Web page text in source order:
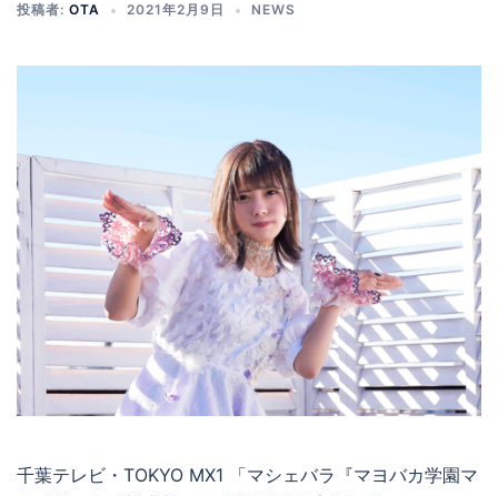
投稿者: OTA 2021年2月9日 NEWS
千葉テレビ・TOKYO MX1 「マシェバラ『マヨバカ学園マ